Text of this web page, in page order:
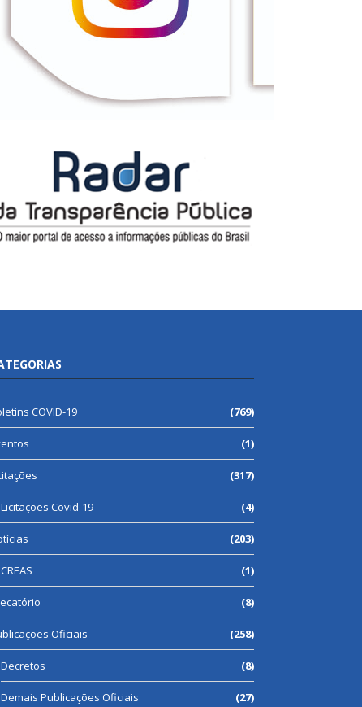
COVID-19 (769)
(1)
(317)
Licitações Covid-19 (4)
(203)
CREAS (1)
(8)
Oficiais (258)
Decretos (8)
Demais Publicações Oficiais (27)